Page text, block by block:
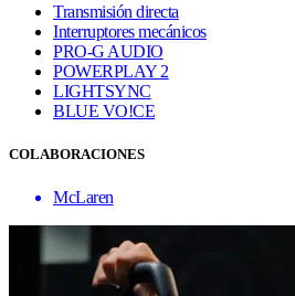
Transmisión directa
Interruptores mecánicos
PRO-G AUDIO
POWERPLAY 2
LIGHTSYNC
BLUE VO!CE
COLABORACIONES
McLaren